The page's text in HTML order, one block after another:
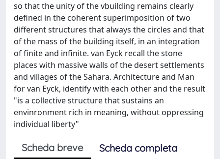
so that the unity of the vbuilding remains clearly
defined in the coherent superimposition of two
different structures that always the circles and that
of the mass of the building itself, in an integration
of finite and infinite. van Eyck recall the stone
places with massive walls of the desert settlements
and villages of the Sahara. Architecture and Man
for van Eyck, identify with each other and the result
"is a collective structure that sustains an
envinronment rich in meaning, without oppressing
individual liberty"
Scheda breve
Scheda completa